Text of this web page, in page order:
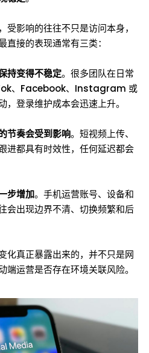
受影响的往往不只是访问本身，
接的表现通常有三类：
持变得不稳定。很多团队在日常
、Facebook、Instagram 或
，登录维护成本会迅速上升。
节奏会受到影响。短视频上传、
进都具有时效性，任何延迟都会
步增加。手机运营账号、设备和
会出现边界不清、切换频繁和后
化真正暴露出来的，并不只是网
运营是否存在环境关联风险。